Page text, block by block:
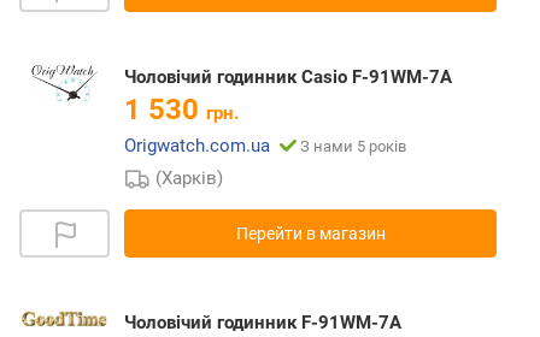
Чоловічий годинник Casio F-91WM-7A
1 530 грн.
Origwatch.com.ua
З нами 5 років
(Харків)
Перейти в магазин
Чоловічий годинник F-91WM-7A